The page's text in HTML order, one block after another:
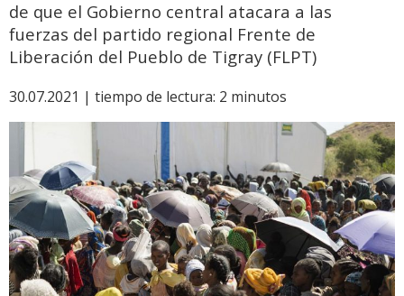
de que el Gobierno central atacara a las
fuerzas del partido regional Frente de
Liberación del Pueblo de Tigray (FLPT)
30.07.2021 | tiempo de lectura: 2 minutos